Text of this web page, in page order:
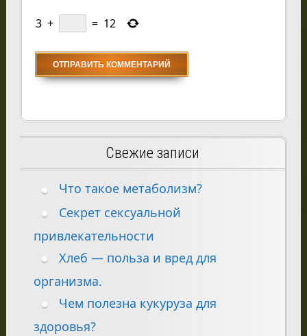
3 + = 12
Свежие записи
Что такое метаболизм?
Секрет сексуальной
привлекательности
Хлеб — польза и вред для
организма.
Чем полезна кукуруза для
здоровья?